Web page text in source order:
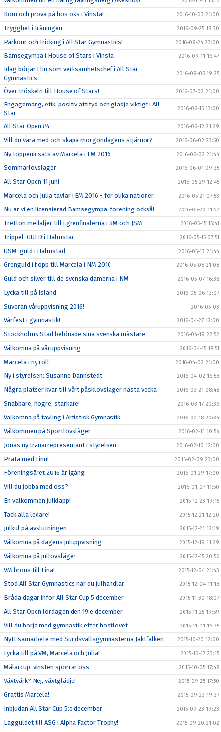
Kom och prova på hos oss i Vinsta! 2016-10-03 21:00
Trygghet i träningen 2016-09-25 18:30
Parkour och tricking i All Star Gymnastics! 2016-09-24 23:00
Bamsegympa i House of Stars i Vinsta 2016-09-11 16:47
Idag börjar Elin som verksamhetschef i All Star
Gymnastics
2016-09-05 19:25
Över tröskeln till House of Stars! 2016-07-02 21:00
Engagemang, etik, positiv attityd och glädje viktigt i All
Star
2016-06-15 13:00
All Star Open #4 2016-06-12 21:29
Vill du vara med och skapa morgondagens stjärnor? 2016-06-02 23:50
Ny toppeninsats av Marcela i EM 2016 2016-06-02 21:44
Sommarlovsläger 2016-06-01 09:35
All Star Open 11 juni 2016-05-29 12:45
Marcela och Julia tävlar i EM 2016 - för olika nationer 2016-05-21 07:53
Nu är vi en licensierad Bamsegympa-förening också! 2016-05-20 11:52
Tretton medaljer till i grenfinalerna i SM och JSM 2016-05-15 15:41
Trippel-GULD i Halmstad 2016-05-15 07:51
USM-guld i Halmstad 2016-05-13 21:44
Grenguld i hopp till Marcela i NM 2016 2016-05-08 21:08
Guld och silver till de svenska damerna i NM 2016-05-07 16:38
Lycka till på Island 2016-05-06 13:07
Suverän våruppvisning 2016! 2016-05-03
Vårfest i gymnastik! 2016-04-27 12:00
Stockholms Stad belönade sina svenska mästare 2016-04-19 22:52
Välkomna på våruppvisning 2016-04-15 18:51
Marcela i ny roll 2016-04-02 21:00
Ny i styrelsen: Susanne Dannstedt 2016-04-02 16:58
Några platser kvar till vårt påsklovsläger nästa vecka 2016-03-21 08:48
Snabbare, högre, starkare! 2016-03-17 20:36
Välkomna på tävling i Artistisk Gymnastik 2016-02-18 20:34
Välkommen på Sportlovsläger 2016-02-11 10:54
Jonas ny tränarrepresentant i styrelsen 2016-02-10 12:00
Prata med Linn! 2016-02-09 23:00
Föreningsåret 2016 är igång 2016-01-29 17:00
Vill du jobba med oss? 2016-01-07 11:50
En välkommen julklapp! 2015-12-23 19:15
Tack alla ledare! 2015-12-21 12:20
Julkul på avslutningen 2015-12-21 12:19
Välkomna på dagens juluppvisning 2015-12-19 11:29
Välkomna på jullovsläger 2015-12-15 20:56
VM brons till Lina! 2015-12-04 21:43
Stöd All Star Gymnastics när du julhandlar 2015-12-04 11:18
Bråda dagar inför All Star Cup 5 december 2015-11-30 18:07
All Star Open lördagen den 19:e december 2015-11-25 19:59
Vill du börja med gymnastik efter höstlovet 2015-11-01 16:35
Nytt samarbete med Sundsvallsgymnasterna Jaktfalken 2015-10-20 12:00
Lycka till på VM, Marcela och Julia! 2015-10-17 23:15
Mälarcup-vinsten sporrar oss 2015-10-05 17:48
Växtvärk? Nej, växtglädje! 2015-09-25 17:50
Grattis Marcela! 2015-09-23 19:37
Inbjudan All Star Cup 5:e december 2015-09-23 19:23
Lagguldet till ASG i Alpha Factor Trophy! 2015-09-20 21:02